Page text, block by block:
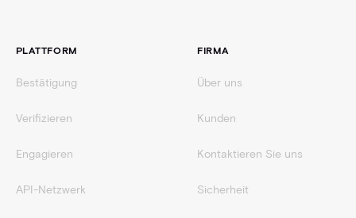
PLATTFORM
Bestätigung
Verifizieren
Engagieren
API-Netzwerk
FIRMA
Über uns
Kunden
Kontaktieren Sie uns
Sicherheit